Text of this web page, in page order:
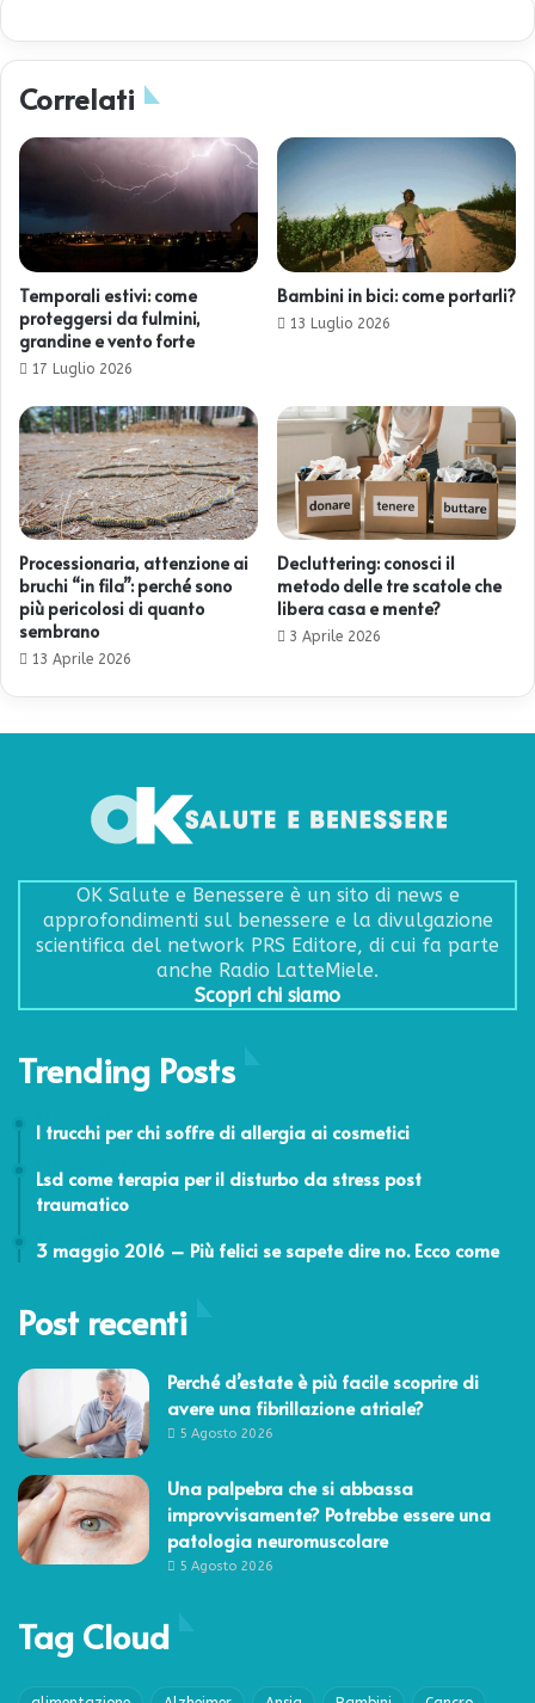
Correlati
Temporali estivi: come
proteggersi da fulmini,
grandine e vento forte
17 Luglio 2026
Bambini in bici: come portarli?
13 Luglio 2026
Processionaria, attenzione ai
bruchi “in fila”: perché sono
più pericolosi di quanto
sembrano
13 Aprile 2026
Decluttering: conosci il
metodo delle tre scatole che
libera casa e mente?
3 Aprile 2026
OK Salute e Benessere è un sito di news e
approfondimenti sul benessere e la divulgazione
scientifica del network PRS Editore, di cui fa parte
anche Radio LatteMiele.
Scopri chi siamo
Trending Posts
I trucchi per chi soffre di allergia ai cosmetici
Lsd come terapia per il disturbo da stress post
traumatico
3 maggio 2016 – Più felici se sapete dire no. Ecco come
Post recenti
Perché d’estate è più facile scoprire di
avere una fibrillazione atriale?
5 Agosto 2026
Una palpebra che si abbassa
improvvisamente? Potrebbe essere una
patologia neuromuscolare
5 Agosto 2026
Tag Cloud